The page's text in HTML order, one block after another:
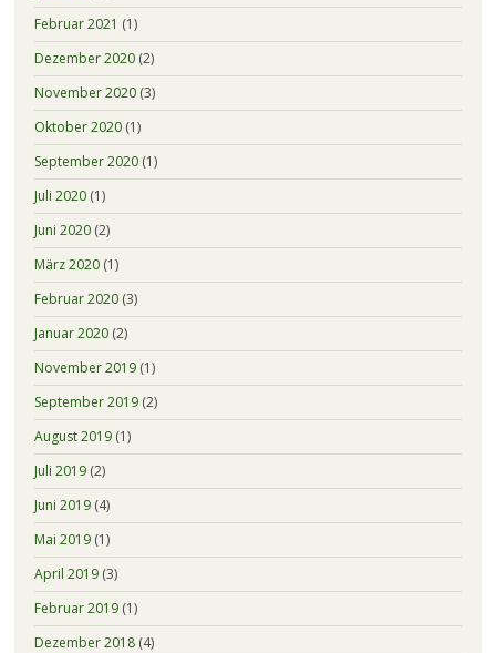
Februar 2021 (1)
Dezember 2020(2)
November 2020(3)
Oktober 2020(1)
September 2020(1)
Juli 2020(1)
Juni 2020(2)
März 2020(1)
Februar 2020(3)
Januar 2020(2)
November 2019(1)
September 2019(2)
August 2019(1)
Juli 2019(2)
Juni 2019(4)
Mai 2019(1)
April 2019(3)
Februar 2019(1)
Dezember 2018(4)